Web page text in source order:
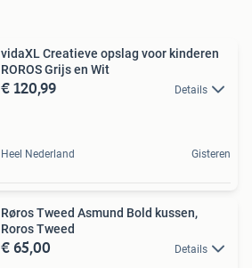
vidaXL Creatieve opslag voor kinderen
ROROS Grijs en Wit
€ 120,99 Details
Heel Nederland Gisteren
Røros Tweed Asmund Bold kussen,
Roros Tweed
€ 65,00 Details